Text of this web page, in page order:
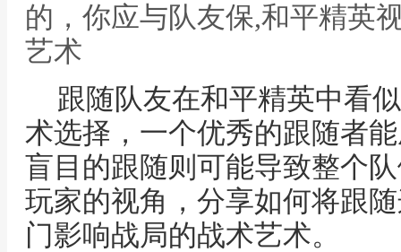
的，你应与队友保,和平精英
艺术
跟随队友在和平精英中看
术选择，一个优秀的跟随者
盲目的跟随则可能导致整个
玩家的视角，分享如何将跟
门影响战局的战术艺术。